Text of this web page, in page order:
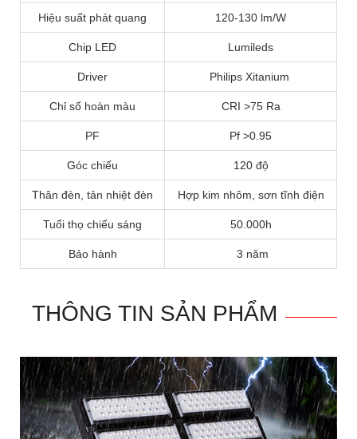
Hiệu suất phát quang 120-130 lm/W
Chip LED Lumileds
Driver Philips Xitanium
Chỉ số hoàn màu CRI >75 Ra
PF Pf >0.95
Góc chiếu 120 độ
Thân đèn, tản nhiệt đèn Hợp kim nhôm, sơn tĩnh điện
Tuổi thọ chiếu sáng 50.000h
Bảo hành 3 năm
THÔNG TIN SẢN PHẨM